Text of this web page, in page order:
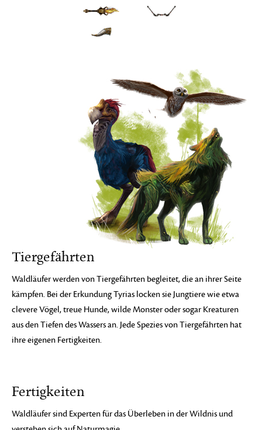
Tiergefährten
Waldläufer werden von Tiergefährten begleitet, die an ihrer Seite
kämpfen. Bei der Erkundung Tyrias locken sie Jungtiere wie etwa
clevere Vögel, treue Hunde, wilde Monster oder sogar Kreaturen
aus den Tiefen des Wassers an. Jede Spezies von Tiergefährten hat
ihre eigenen Fertigkeiten.
Fertigkeiten
Waldläufer sind Experten für das Überleben in der Wildnis und